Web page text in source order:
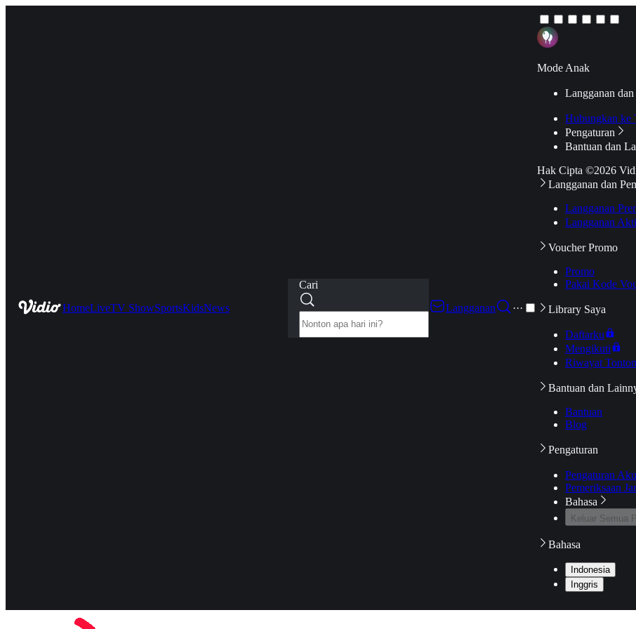
HomeLiveTV ShowSportsKidsNews
Cari
Langganan
···
Mode Anak
Langganan
Hubungkan ke
Pengaturan
Bantuan dan
Hak Cipta ©2026
Langganan dan
Langganan
Langganan
Voucher Promo
Promo
Pakai Kode
Library Saya
Daftarku
Mengikuti
Riwayat
Bantuan dan
Bantuan
Blog
Pengaturan
Pengaturan
Pemeriksaan
Bahasa
Keluar Semua
Bahasa
Indonesia
Inggris